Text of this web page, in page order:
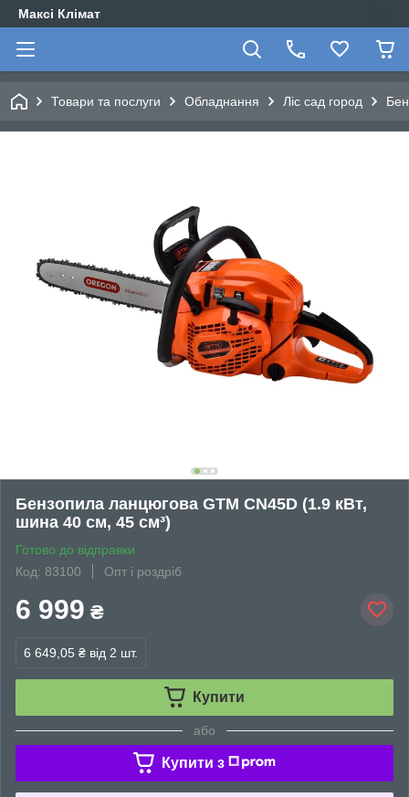
Максі Клімат
Товари та послуги Обладнання Ліс сад город
Бензопила ланцюгова GTM CN45D (1.9 кВт,
шина 40 см, 45 см³)
Готово до відправки
Код: 83100
Опт і роздріб
6 999 ₴
6 649,05 ₴ від 2 шт.
Купити
або
Купити з